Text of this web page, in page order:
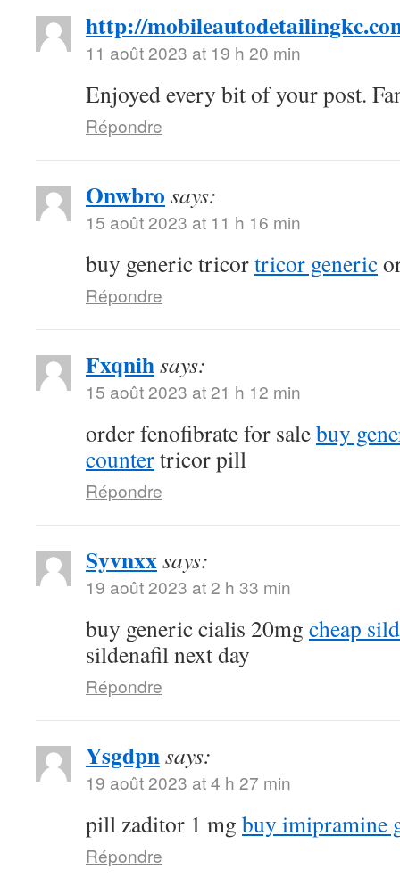
http://
11 août 2023 at 19 h 20 min
Enjoyed every bit of your post.
Répondre
Onwbro says:
15 août 2023 at 11 h 16 min
buy generic tricortricor generic
Répondre
Fxqnihsays:
15 août 2023 at 21 h 12 min
order fenofibrate for salebuy
countertricor pill
Répondre
Syvnxxsays:
19 août 2023 at 2 h 33 min
buy generic cialis 20mg cheap
sildenafil next day
Répondre
Ysgdpnsays:
19 août 2023 at 4 h 27 min
pill zaditor 1 mg buy imipramine
Répondre